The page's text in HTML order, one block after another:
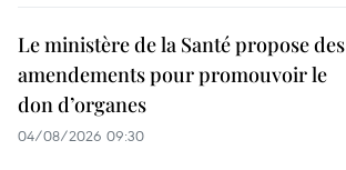
Le ministère de la Santé propose des
amendements pour promouvoir le
don d’organes
04/08/2026 09:30